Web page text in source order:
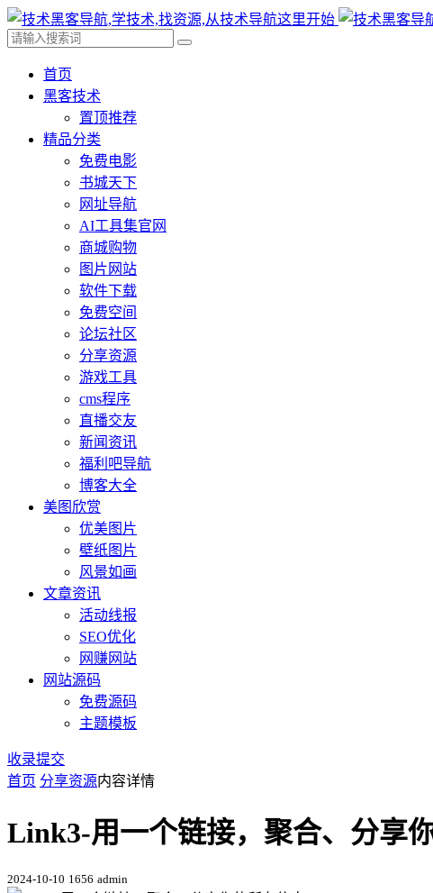
首页
黑客技术
置顶推荐
精品分类
免费电影
书城天下
网址导航
AI工具集官网
商城购物
图片网站
软件下载
免费空间
论坛社区
分享资源
游戏工具
cms程序
直播交友
新闻资讯
福利吧导航
博客大全
美图欣赏
优美图片
壁纸图片
风景如画
文章资讯
活动线报
SEO优化
网赚网站
网站源码
免费源码
主题模板
收录提交
首页 分享资源内容详情
Link3-用一个链接，聚合、分享
2024-10-10 1656 admin